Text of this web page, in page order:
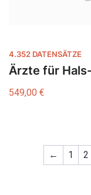
4.352 DATENSÄTZE
Ärzte für
549,00€
← 1 2